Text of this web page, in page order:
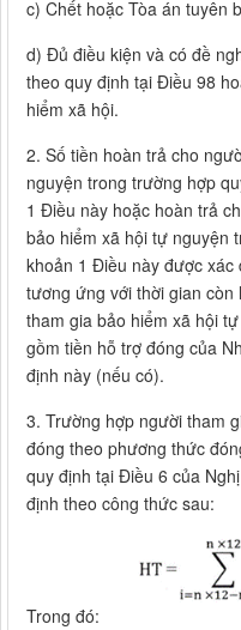
c) Chết hoặc Tòa án tuyên
d) Đủ điều kiện và có đề
theo quy định tại Điều 98
hiểm xã hội.
2. Số tiền hoàn trả cho
nguyện trong trường hợp
1 Điều này hoặc hoàn trả
bảo hiểm xã hội tự nguyện
khoản 1 Điều này được xác
tương ứng với thời gian
tham gia bảo hiểm xã hội
gồm tiền hỗ trợ đóng của
định này (nếu có).
3. Trường hợp người tham
đóng theo phương thức
quy định tại Điều 6 của
định theo công thức sau:
Trong đó: